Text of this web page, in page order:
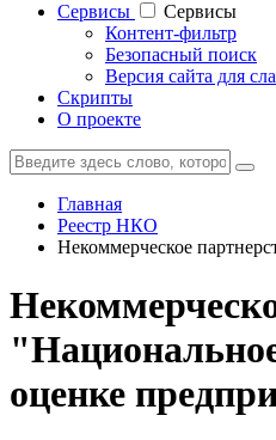
Cервисы
Cервисы
Контент-фильтр
Безопасный поиск
Версия сайта для
Скрипты
О проекте
Главная
Реестр НКО
Некоммерческое
оценке